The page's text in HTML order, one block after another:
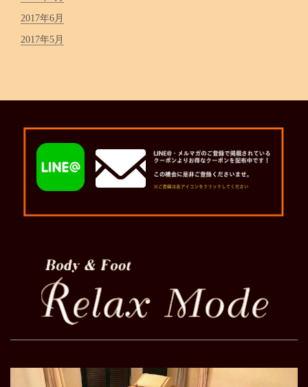
2017年6月
2017年5月